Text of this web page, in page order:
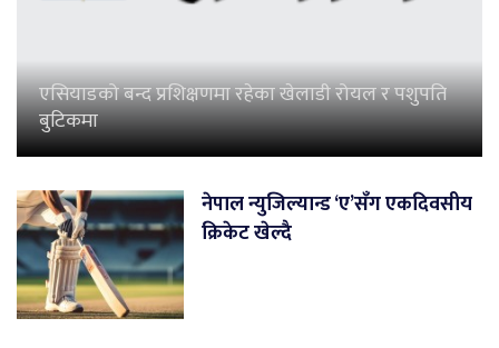
एसियाडको बन्द प्रशिक्षणमा रहेका खेलाडी रोयल र पशुपति
बुटिकमा
नेपाल न्युजिल्यान्ड ‘ए’सँग एकदिवसीय
क्रिकेट खेल्दै